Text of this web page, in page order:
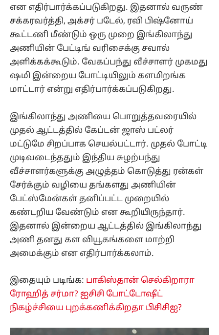
என எதிர்பார்க்கப்படுகிறது. இதனால் வருண்
சக்கரவர்த்தி, அக்சர் படேல், ரவி பிஷ்னோய்
கூட்டணி மீண்டும் ஒரு முறை இங்கிலாந்து
அணியின் பேட்டிங் வரிசைக்கு சவால்
அளிக்கக்கூடும். வேகப்பந்து வீச்சாளர் முகமது
ஷமி இன்றைய போட்டியிலும் களமிறங்க
மாட்டார் என்று எதிர்பார்க்கப்படுகிறது.
இங்கிலாந்து அணியை பொறுத்தவரையில்
முதல் ஆட்டத்தில் கேப்டன் ஜாஸ் பட்லர்
மட்டுமே சிறப்பாக செயல்பட்டார். முதல் போட்டி
முடிவடைந்ததும் இந்திய சுழற்பந்து
வீச்சாளர்களுக்கு அழுத்தம் கொடுத்து ரன்கள்
சேர்க்கும் வழியை தங்களது அணியின்
பேட்ஸ்மேன்கள் தனிப்பட்ட முறையில்
கண்டறிய வேண்டும் என கூறியிருந்தார்.
இதனால் இன்றைய ஆட்டத்தில் இங்கிலாந்து
அணி தனது கள வியூகங்களை மாற்றி
அமைக்கும் என எதிர்பார்க்கலாம்.
இதையும் படிங்க: பாகிஸ்தான் செல்கிறாரா
ரோஹித் சர்மா? ஐசிசி போட்டோஷீட்
நிகழ்ச்சியை புறக்கணிக்கிறதா பிசிசிஐ?